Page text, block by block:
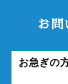
お問
お急ぎの